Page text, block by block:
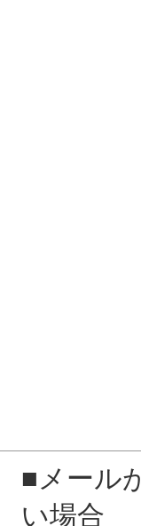
■メール
い場合